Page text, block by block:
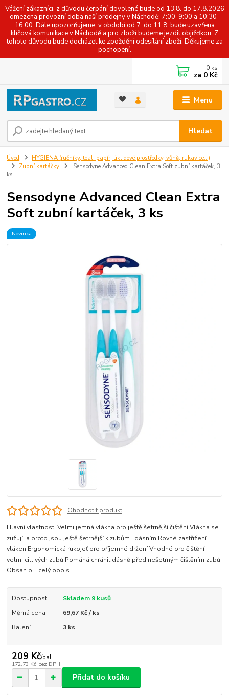
Vážení zákazníci, z důvodu čerpání dovolené bude od 13.8. do 17.8.2026
omezena provozní doba naší prodejny v Náchodě: 7:00-9:00 a 10:30-
16:00. Dále upozorňujeme, v období od 7. do 11.8. bude uzavřena
klíčová komunikace v Náchodě a pro zboží budeme jezdit objížďkou. Z
tohoto důvodu bude docházet ke zpoždění odesílání zboží. Děkujeme za
pochopení.
Menu
Hledat
0 ks
za 0 Kč
Úvod
HYGIENA (ručníky, toal. papír, úklidové prostředky, vůně, rukavice...)
Zubní kartáčky
Sensodyne Advanced Clean Extra Soft zubní kartáček, 3
ks
Sensodyne Advanced Clean Extra
Soft zubní kartáček, 3 ks
Novinka
Ohodnotit produkt
Hlavní vlastnosti Velmi jemná vlákna pro ještě šetrnější čištění Vlákna se
zužují, a proto jsou ještě šetrnější k zubům i dásním Rovné zastřižení
vláken Ergonomická rukojeť pro příjemné držení Vhodné pro čištění i
velmi citlivých zubů Pomáhá chránit dásně před nešetrným čištěním zubů
Obsah b... celý popis
Dostupnost
Skladem 9 kusů
Měrná cena
69,67 Kč / ks
Balení
3 ks
209 Kč/bal.
172,73 Kč bez DPH
Přidat do košíku